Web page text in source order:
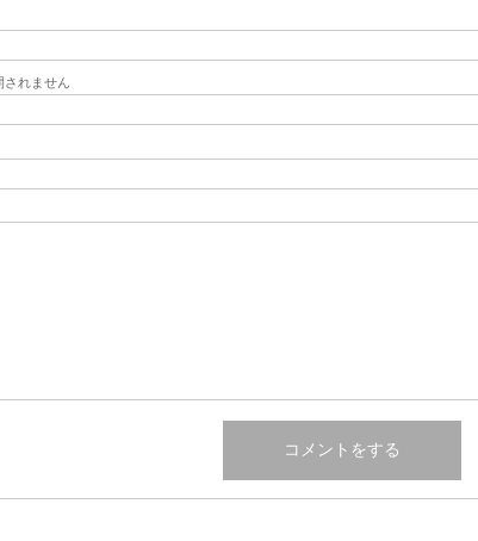
れません